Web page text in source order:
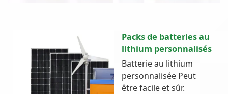
Packs de batteries au
lithium personnalisés
Batterie au lithium
personnalisée Peut
être facile et sûr.